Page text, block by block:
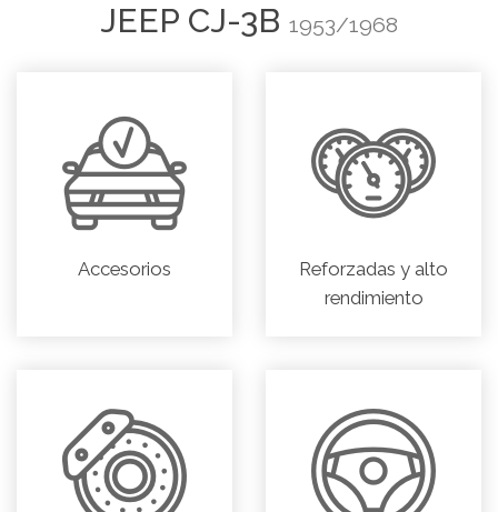
JEEP CJ-3B 1953/1968
Accesorios
Reforzadas y alto
rendimiento